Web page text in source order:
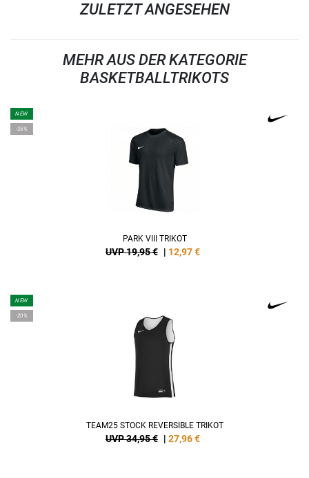
ZULETZT ANGESEHEN
MEHR AUS DER KATEGORIE
BASKETBALLTRIKOTS
NEW
-35%
PARK VIII TRIKOT
UVP 19,95 € | 12,97€
NEW
-20%
TEAM25 STOCK REVERSIBLE TRIKOT
UVP 34,95 € | 27,96€